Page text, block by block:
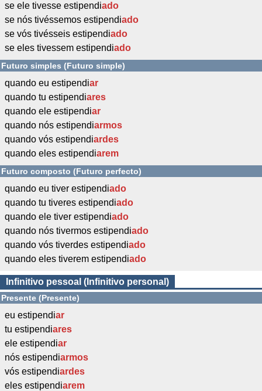
se ele tivesse estipendiado
se nós tivéssemos estipendiado
se vós tivésseis estipendiado
se eles tivessem estipendiado
Futuro simples (Futuro simple)
quando eu estipendiar
quando tu estipendiares
quando ele estipendiar
quando nós estipendiarmos
quando vós estipendiardes
quando eles estipendiarem
Futuro composto (Futuro perfecto)
quando eu tiver estipendiado
quando tu tiveres estipendiado
quando ele tiver estipendiado
quando nós tivermos estipendiado
quando vós tiverdes estipendiado
quando eles tiverem estipendiado
Infinitivo pessoal (Infinitivo personal)
Presente (Presente)
eu estipendiar
tu estipendiares
ele estipendiar
nós estipendiarmos
vós estipendiardes
eles estipendiarem